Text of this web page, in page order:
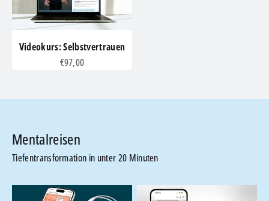
Videokurs: Selbstvertrauen
Angebot
€97,00
Tiefentransformation in unter 20 Minuten